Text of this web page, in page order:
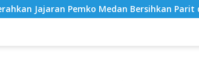
Bersihkan Parit di Jalan Taduan